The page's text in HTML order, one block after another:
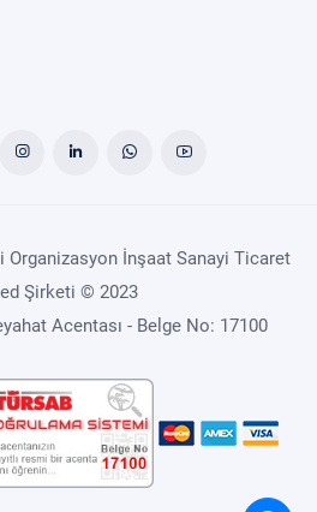
İnşaat Sanayi Ticaret
Şirketi © 2023
Acentası - Belge No: 17100